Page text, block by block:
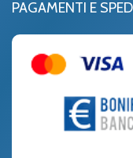
PAGAMENTI E